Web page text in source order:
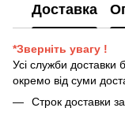
Доставка
*Зверніть увагу !
Усі служби доставки
окремо від суми
Строк доставки